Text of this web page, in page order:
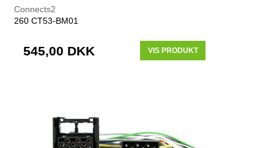
Connects2
260 CT53-BM01
545,00 DKK VIS PRODUKT